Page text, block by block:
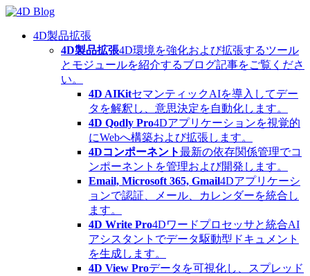
Skip
content4D製品拡張
4D製品拡張4D環境を強化および拡張するツール
とモジュールを紹介するブログ記事をご覧くださ
い。
4D AIKitセマンティックAIを導入してデー
タを解釈し、意思決定を自動化します。
4D Qodly Pro4Dアプリケーションを視覚的
にWebへ構築および拡張します。
4Dコンポーネント最新の依存関係管理でコ
ンポーネントを管理および開発します。
Email, Microsoft 365, Gmail4Dアプリケーシ
ョンで認証、メール、カレンダーを統合し
ます。
4D Write Pro4Dワードプロセッサと統合AI
アシスタントでデータ駆動型ドキュメント
を生成します。
4D View Proデータを可視化し、スプレッド